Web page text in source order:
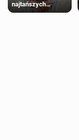
najtańszych
supermarketów